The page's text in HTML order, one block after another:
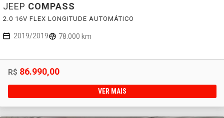
JEEP COMPASS
2.0 16V FLEX LONGITUDE AUTOMÁTICO
2019/2019 78.000 km
R$ 86.990,00
VER MAIS